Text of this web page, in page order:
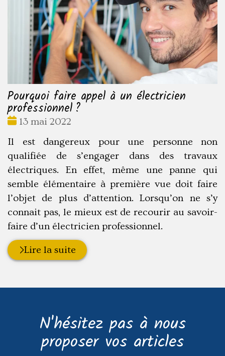
Pourquoi faire appel à un électricien
professionnel ?
Date
13 mai 2022
Il est dangereux pour une personne non
qualifiée de s’engager dans des travaux
électriques. En effet, même une panne qui
semble élémentaire à première vue doit faire
l’objet de plus d’attention. Lorsqu’on ne s’y
connait pas, le mieux est de recourir au savoir-
faire d’un électricien professionnel.
Lire la suite
N'hésitez pas à nous
proposer vos articles